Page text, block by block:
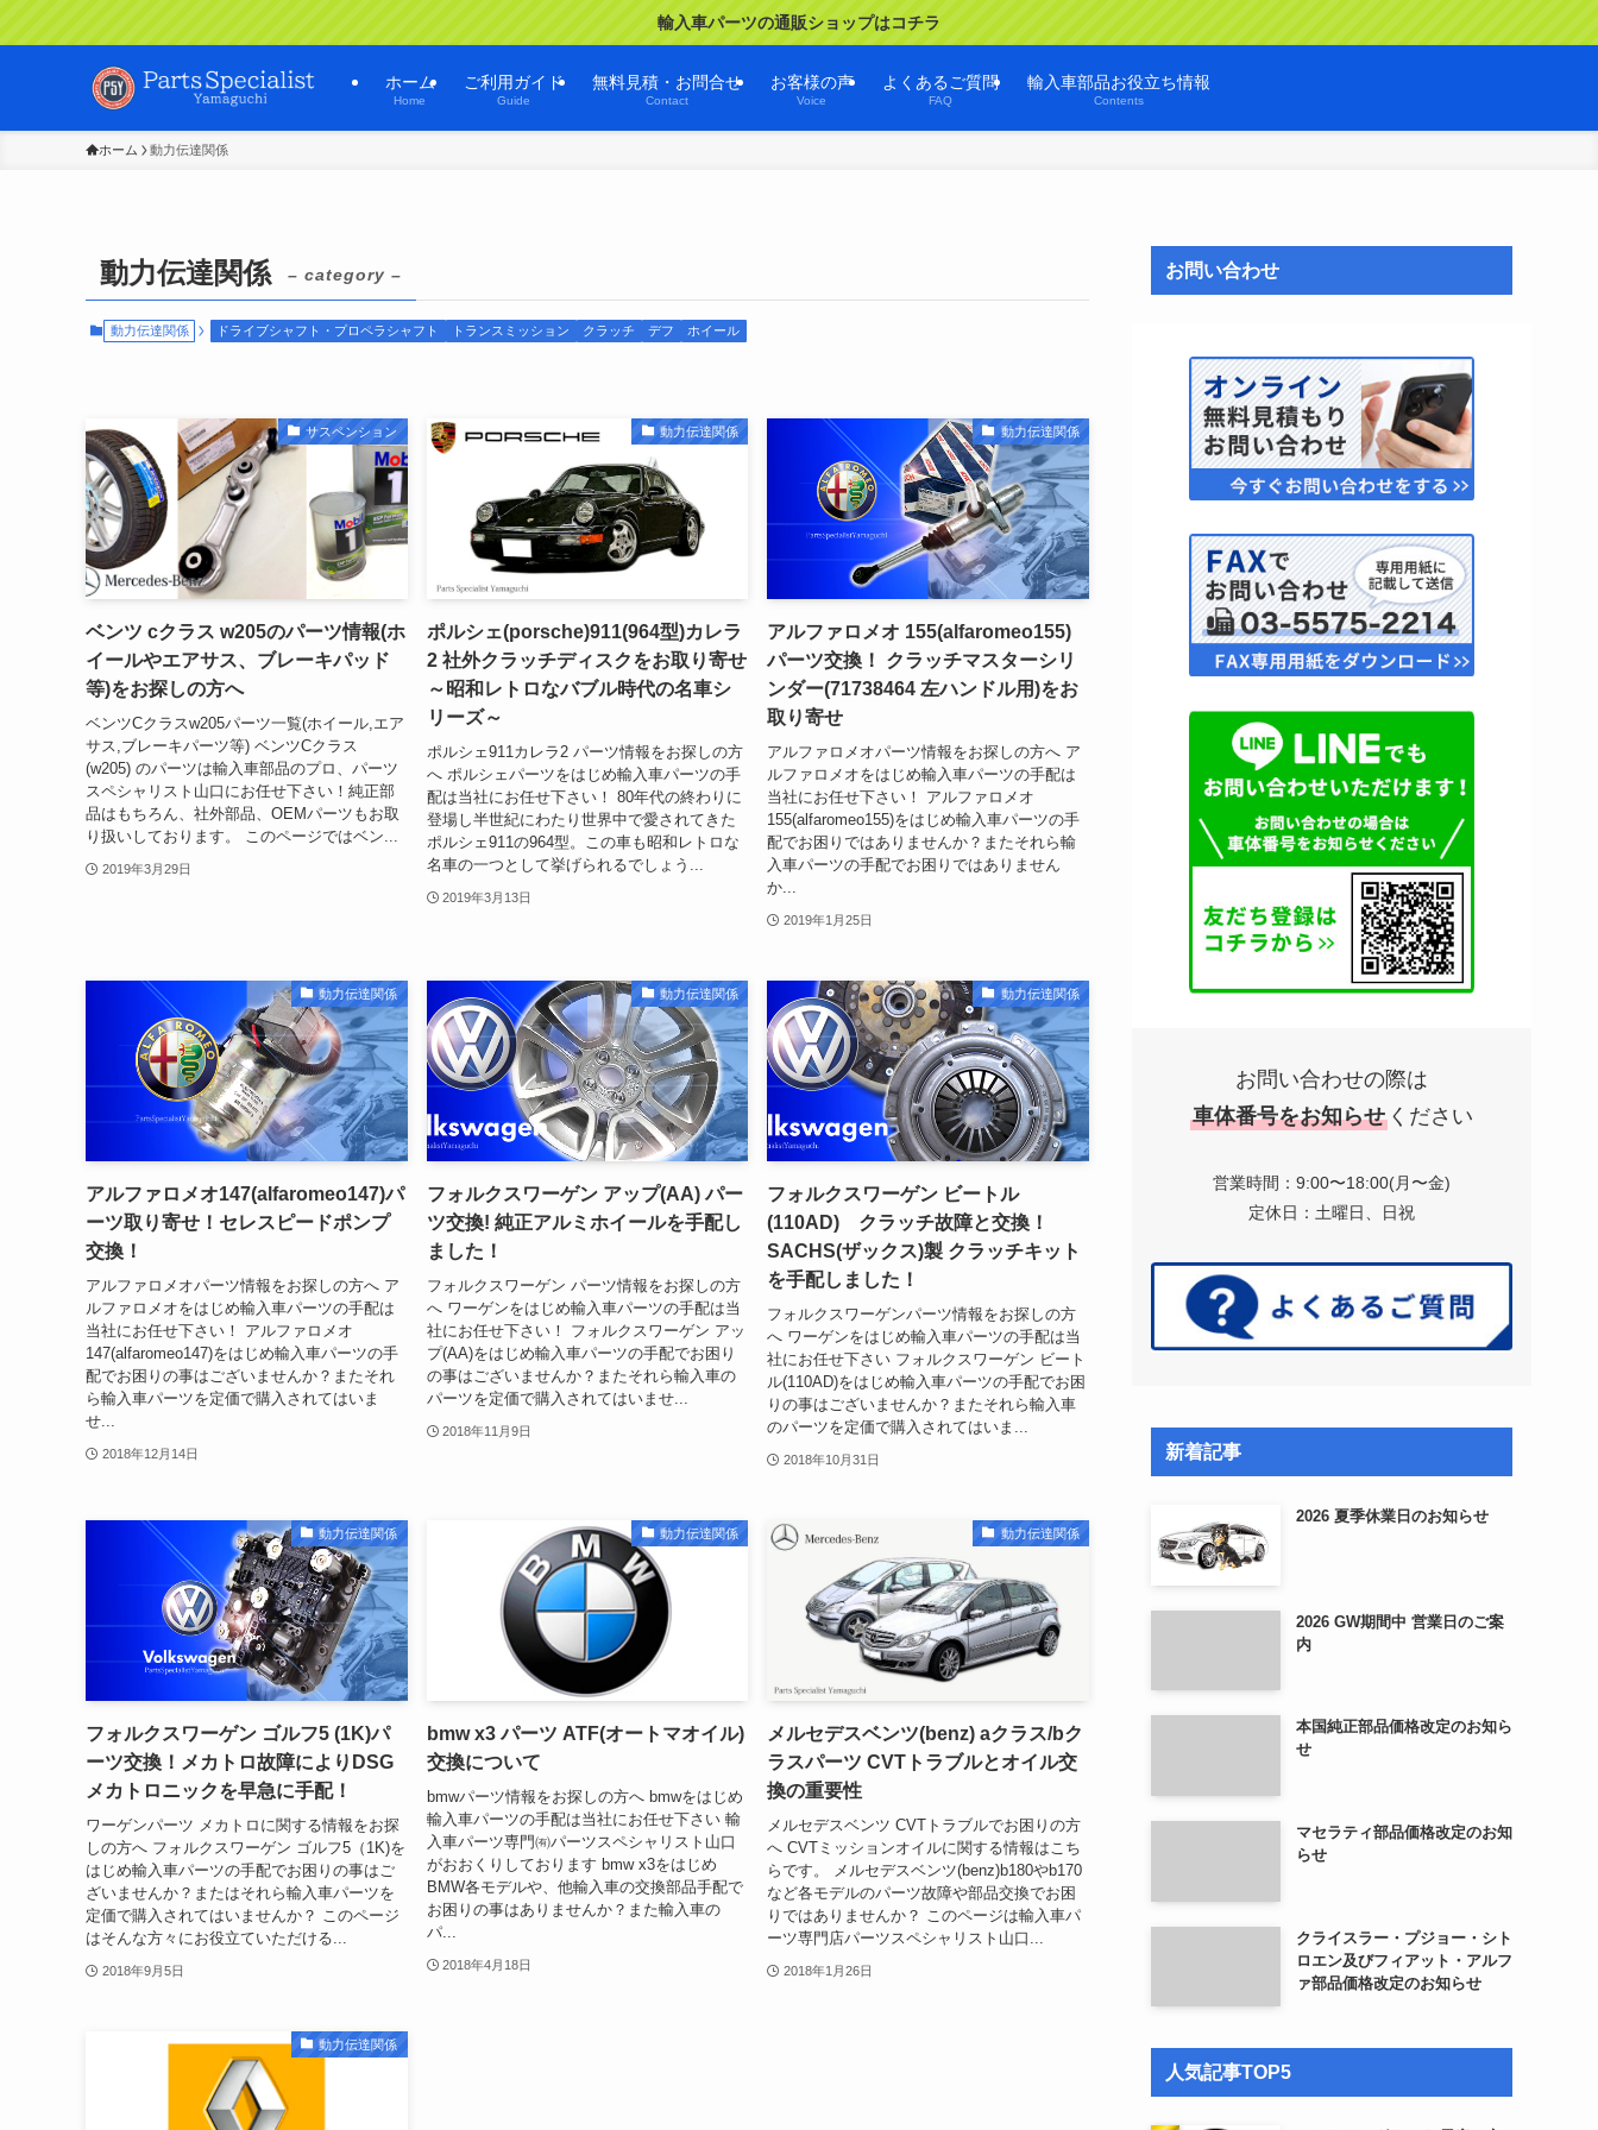
輸入車パーツの通販ショップはコチラ
ホーム
Home
ご利用ガイド
Guide
無料見積・お問合せ
Contact
お客様の声
Voice
よくあるご質問
FAQ
輸入車部品お役立ち情報
Contents
ホーム 動力伝達関係
動力伝達関係 – category –
動力伝達関係 ドライブシャフト・プロペラシャフト トランスミッション クラッチ デフ ホイール
サスペンション
ベンツ cクラス w205のパーツ情報(ホ
イールやエアサス、ブレーキパッド
等)をお探しの方へ
ベンツCクラスw205パーツ一覧(ホイール,エア
サス,ブレーキパーツ等) ベンツCクラス
(w205) のパーツは輸入車部品のプロ、パーツ
スペシャリスト山口にお任せ下さい！純正部
品はもちろん、社外部品、OEMパーツもお取
り扱いしております。 このページではベン...
2019年3月29日
動力伝達関係
ポルシェ(porsche)911(964型)カレラ
2 社外クラッチディスクをお取り寄せ
～昭和レトロなバブル時代の名車シ
リーズ～
ポルシェ911カレラ2 パーツ情報をお探しの方
へ ポルシェパーツをはじめ輸入車パーツの手
配は当社にお任せ下さい！ 80年代の終わりに
登場し半世紀にわたり世界中で愛されてきた
ポルシェ911の964型。この車も昭和レトロな
名車の一つとして挙げられるでしょう...
2019年3月13日
動力伝達関係
アルファロメオ 155(alfaromeo155)
パーツ交換！ クラッチマスターシリ
ンダー(71738464 左ハンドル用)をお
取り寄せ
アルファロメオパーツ情報をお探しの方へ ア
ルファロメオをはじめ輸入車パーツの手配は
当社にお任せ下さい！ アルファロメオ
155(alfaromeo155)をはじめ輸入車パーツの手
配でお困りではありませんか？またそれら輸
入車パーツの手配でお困りではありません
か...
2019年1月25日
動力伝達関係
アルファロメオ147(alfaromeo147)パ
ーツ取り寄せ！セレスピードポンプ
交換！
アルファロメオパーツ情報をお探しの方へ ア
ルファロメオをはじめ輸入車パーツの手配は
当社にお任せ下さい！ アルファロメオ
147(alfaromeo147)をはじめ輸入車パーツの手
配でお困りの事はございませんか？またそれ
ら輸入車パーツを定価で購入されてはいま
せ...
2018年12月14日
動力伝達関係
フォルクスワーゲン アップ(AA) パー
ツ交換! 純正アルミホイールを手配し
ました！
フォルクスワーゲン パーツ情報をお探しの方
へ ワーゲンをはじめ輸入車パーツの手配は当
社にお任せ下さい！ フォルクスワーゲン アッ
プ(AA)をはじめ輸入車パーツの手配でお困り
の事はございませんか？またそれら輸入車の
パーツを定価で購入されてはいませ...
2018年11月9日
動力伝達関係
フォルクスワーゲン ビートル
(110AD) クラッチ故障と交換！
SACHS(ザックス)製 クラッチキット
を手配しました！
フォルクスワーゲンパーツ情報をお探しの方
へ ワーゲンをはじめ輸入車パーツの手配は当
社にお任せ下さい フォルクスワーゲン ビート
ル(110AD)をはじめ輸入車パーツの手配でお困
りの事はございませんか？またそれら輸入車
のパーツを定価で購入されてはいま...
2018年10月31日
動力伝達関係
フォルクスワーゲン ゴルフ5 (1K)パ
ーツ交換！メカトロ故障によりDSG
メカトロニックを早急に手配！
ワーゲンパーツ メカトロに関する情報をお探
しの方へ フォルクスワーゲン ゴルフ5（1K)を
はじめ輸入車パーツの手配でお困りの事はご
ざいませんか？またはそれら輸入車パーツを
定価で購入されてはいませんか？ このページ
はそんな方々にお役立ていただける...
2018年9月5日
動力伝達関係
bmw x3 パーツ ATF(オートマオイル)
交換について
bmwパーツ情報をお探しの方へ bmwをはじめ
輸入車パーツの手配は当社にお任せ下さい 輸
入車パーツ専門㈲パーツスペシャリスト山口
がおおくりしております bmw x3をはじめ
BMW各モデルや、他輸入車の交換部品手配で
お困りの事はありませんか？また輸入車の
パ...
2018年4月18日
動力伝達関係
メルセデスベンツ(benz) aクラス/bク
ラスパーツ CVTトラブルとオイル交
換の重要性
メルセデスベンツ CVTトラブルでお困りの方
へ CVTミッションオイルに関する情報はこち
らです。 メルセデスベンツ(benz)b180やb170
など各モデルのパーツ故障や部品交換でお困
りではありませんか？ このページは輸入車パ
ーツ専門店パーツスペシャリスト山口...
2018年1月26日
動力伝達関係
お問い合わせ
お問い合わせの際は
車体番号をお知らせ ください
営業時間：9:00〜18:00(月〜金)
定休日：土曜日、日祝
新着記事
2026 夏季休業日のお知らせ
2026 GW期間中 営業日のご案
内
本国純正部品価格改定のお知ら
せ
マセラティ部品価格改定のお知
らせ
クライスラー・プジョー・シト
ロエン及びフィアット・アルフ
ァ部品価格改定のお知らせ
人気記事TOP5